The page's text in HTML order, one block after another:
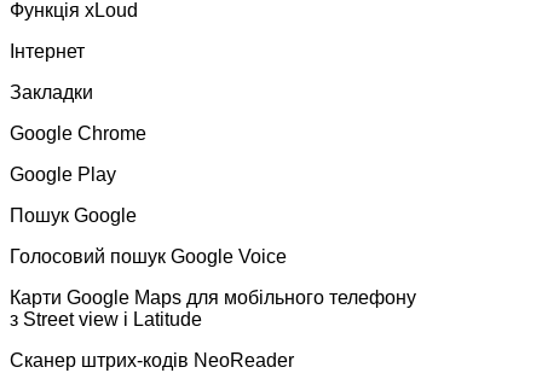
Функція xLoud
Інтернет
Закладки
Google Chrome
Google Play
Пошук Google
Голосовий пошук Google Voice
Карти Google Maps для мобільного телефону
з Street view і Latitude
Сканер штрих-кодів NeoReader